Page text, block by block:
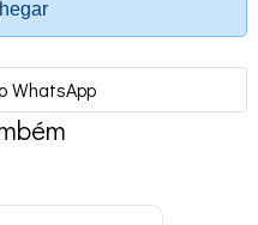
WhatsApp